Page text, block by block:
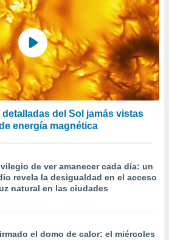
detalladas del Sol jamás vistas
energía magnética
de ver amanecer cada día: un
revela la desigualdad en el acceso
natural en las ciudades
el domo de calor: el miércoles